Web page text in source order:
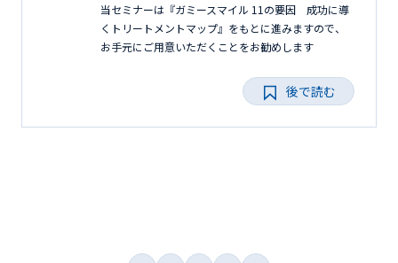
当セミナーは『ガミースマイル 11の要因 成功に導
くトリートメントマップ』をもとに進みますので、
お手元にご用意いただくことをお勧めします
後で読む